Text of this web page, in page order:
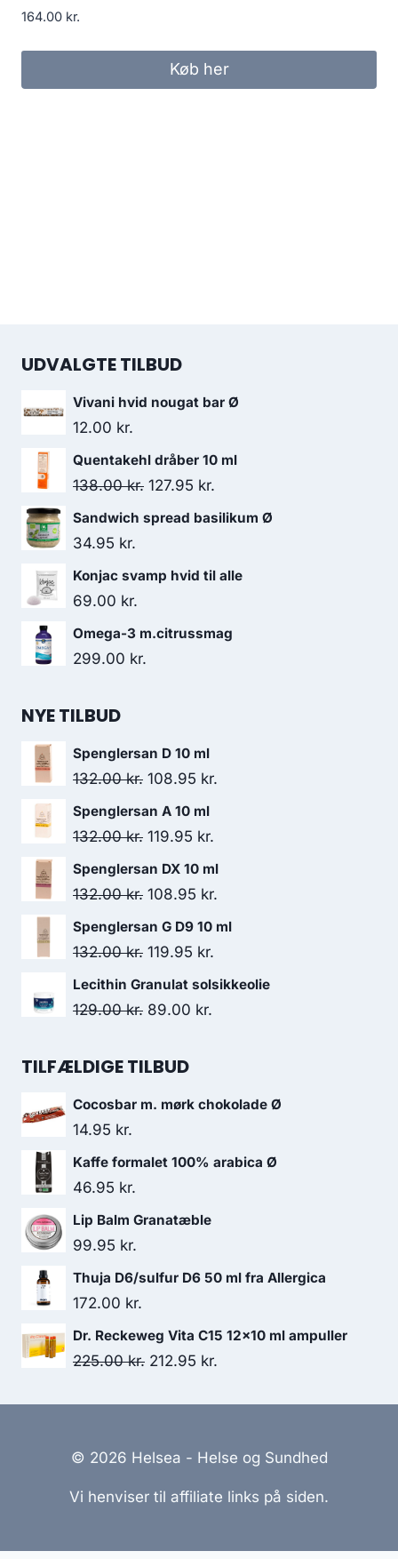
164.00 kr.
Køb her
UDVALGTE TILBUD
Vivani hvid nougat bar Ø
12.00 kr.
Quentakehl dråber 10 ml
138.00kr. Den
oprindelige
127.95 kr.
aktuelle
Sandwich spread basilikum Ø
34.95 kr.
Konjac svamp hvid til alle
69.00 kr.
Omega-3 m.citrussmag
299.00 kr.
NYE TILBUD
Spenglersan D 10 ml
132.00kr. Den
oprindelige
pris
132.00 kr..
108.95 kr.
Spenglersan A 10 ml
132.00kr. Den
oprindelige
pris
132.00 kr..
119.95 kr.
aktuelle
pris
Spenglersan DX 10 ml
132.00kr. Den
oprindelige
pris
132.00 kr..
108.95 kr.
aktuelle
Spenglersan G D9 10 ml
132.00kr. Den
oprindelige
pris
132.00 kr..
119.95 kr.
aktuelle
Lecithin Granulat solsikkeolie
129.00kr. Den
pris
129.00 kr..
89.00 kr.
89.00 kr..
TILFÆLDIGE TILBUD
Cocosbar m. mørk chokolade Ø
14.95 kr.
Kaffe formalet 100% arabica Ø
46.95 kr.
Lip Balm Granatæble
99.95 kr.
Thuja D6/sulfur D6 50 ml fra Allergica
172.00 kr.
Dr. Reckeweg Vita C15 12x10 ml ampuller
225.00kr. Den
225.00 kr..
212.95 kr.
212.95 kr..
© 2026 Helsea - Helse og Sundhed
Vi henviser til affiliate links på siden.